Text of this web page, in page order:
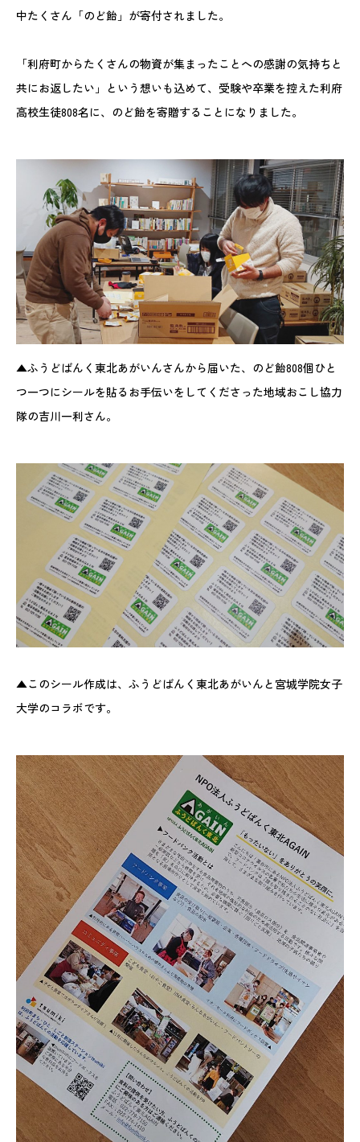
中たくさん「のど飴」が寄付されました。
「利府町からたくさんの物資が集まったことへの感謝の気持ちと
共にお返したい」という想いも込めて、受験や卒業を控えた利府
高校生徒808名に、のど飴を寄贈することになりました。
▲ふうどばんく東北あがいんさんから届いた、のど飴808個ひと
つ一つにシールを貼るお手伝いをしてくださった地域おこし協力
隊の吉川一利さん。
▲このシール作成は、ふうどばんく東北あがいんと宮城学院女子
大学のコラボです。